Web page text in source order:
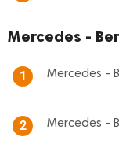
Mercedes -
1 Mercedes -
2 Mercedes -